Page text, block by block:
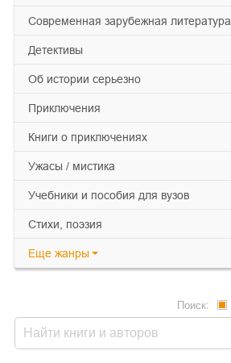
современная зарубежная литература
детективы
об истории серьезно
приключения
книги о приключениях
ужасы / мистика
учебники и пособия для вузов
cтихи, поэзия
Еще жанры
Поиск: